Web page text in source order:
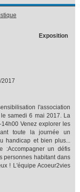
Exposition
2017
l'association
samedi 6 mai 2017. La
Venez explorer les
toute la journée un
handicap et bien plus...
:Accompagner un défis
personnes habitant dans
! L'équipe Acoeur2vies